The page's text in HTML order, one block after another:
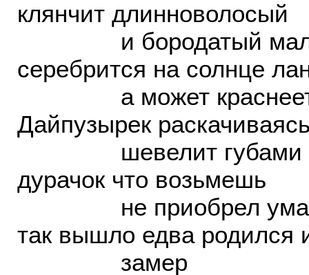
клянчит длинноволосый
и бородатый
серебрится на солнце
а может краснеет
Дайпузырек
шевелит губами
дурачок что возьмешь
не приобрел ума
так вышло едва родился
замер